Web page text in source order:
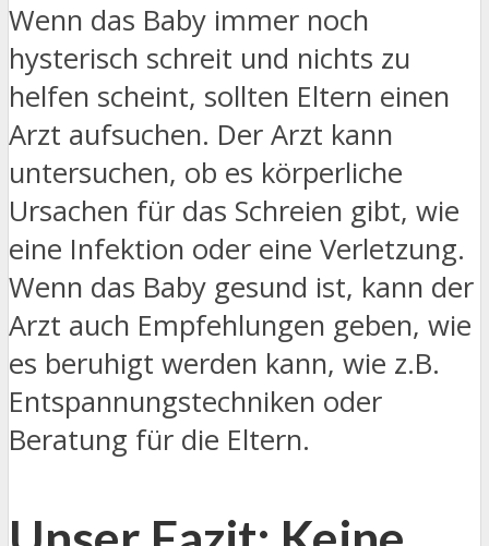
Wenn das Baby immer noch
hysterisch schreit und nichts zu
helfen scheint, sollten Eltern einen
Arzt aufsuchen. Der Arzt kann
untersuchen, ob es körperliche
Ursachen für das Schreien gibt, wie
eine Infektion oder eine Verletzung.
Wenn das Baby gesund ist, kann der
Arzt auch Empfehlungen geben, wie
es beruhigt werden kann, wie z.B.
Entspannungstechniken oder
Beratung für die Eltern.